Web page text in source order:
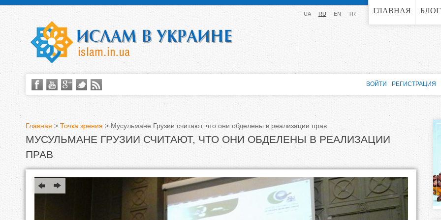
Jump to navigation ГЛАВНАЯ
UA RU EN TR
В
ы
Главная > Точка зрения > Мусульмане Грузии считают, что они обделены в реализации прав
МУСУЛЬМАНЕ ГРУЗИИ СЧИТАЮТ, ЧТО ОНИ ОБДЕЛЕНЫ В РЕАЛИЗАЦИИ
ПРАВ
ВОЙТИ РЕГИСТРАЦИЯ